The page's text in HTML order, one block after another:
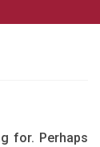
for. Perhaps